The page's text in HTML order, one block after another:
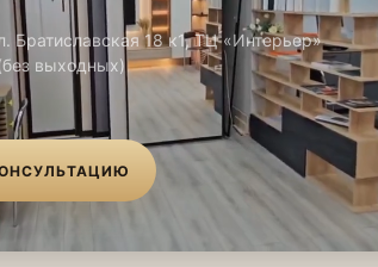
Братиславская 18 к1, ТЦ «Интерьер»
выходных)